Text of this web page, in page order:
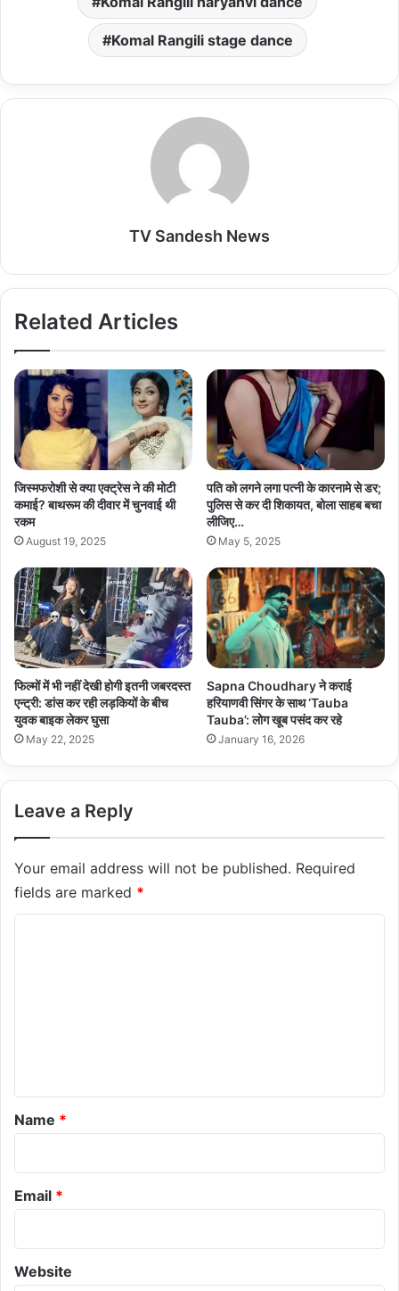
Komal Rangili stage dance
TV Sandesh News
Related Articles
जिस्मफरोशी से क्या एक्ट्रेस ने की मोटी
कमाई? बाथरूम की दीवार में चुनवाई थी
रकम
August 19, 2025
पति को लगने लगा पत्नी के कारनामे से डर;
पुलिस से कर दी शिकायत, बोला साहब बचा
लीजिए…
May 5, 2025
फिल्मों में भी नहीं देखी होगी इतनी जबरदस्त
एन्ट्री: डांस कर रही लड़कियों के बीच
युवक बाइक लेकर घुसा
May 22, 2025
Sapna Choudhary ने कराई
हरियाणवी सिंगर के साथ ‘Tauba
Tauba’: लोग खूब पसंद कर रहे
January 16, 2026
Leave a Reply
Your email address will not be published. Required
fields are marked *
*
Name *
Email *
Website